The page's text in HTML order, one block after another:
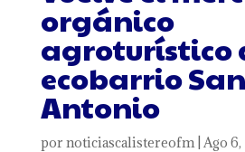
orgánico
agroturístico
ecobarrio San
Antonio
por noticiascalistereofm| Ago 6,